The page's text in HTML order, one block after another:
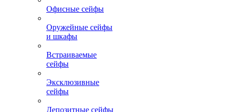
Офисные сейфы
Оружейные сейфы
и шкафы
Встраиваемые
сейфы
Эксклюзивные
сейфы
Депозитные сейфы